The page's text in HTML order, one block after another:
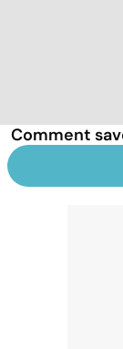
Comment